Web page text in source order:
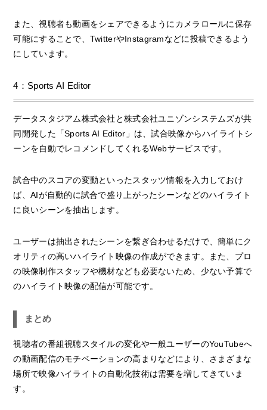
また、視聴者も動画をシェアできるようにカメラロールに保存
可能にすることで、TwitterやInstagramなどに投稿できるよう
にしています。
4：Sports AI Editor
データスタジアム株式会社と株式会社ユニゾンシステムズが共
同開発した「Sports AI Editor」は、試合映像からハイライトシ
ーンを自動でレコメンドしてくれるWebサービスです。
試合中のスコアの変動といったスタッツ情報を入力しておけ
ば、AIが自動的に試合で盛り上がったシーンなどのハイライト
に良いシーンを抽出します。
ユーザーは抽出されたシーンを繋ぎ合わせるだけで、簡単にク
オリティの高いハイライト映像の作成ができます。また、プロ
の映像制作スタッフや機材なども必要ないため、少ない予算で
のハイライト映像の配信が可能です。
まとめ
視聴者の番組視聴スタイルの変化や一般ユーザーのYouTubeへ
の動画配信のモチベーションの高まりなどにより、さまざまな
場所で映像ハイライトの自動化技術は需要を増してきていま
す。